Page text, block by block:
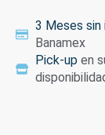
3 Meses sin
Banamex
Pick-up en